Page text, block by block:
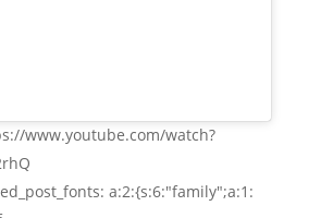
www.youtube.com/watch?
a:2:{s:6:"family";a:1: